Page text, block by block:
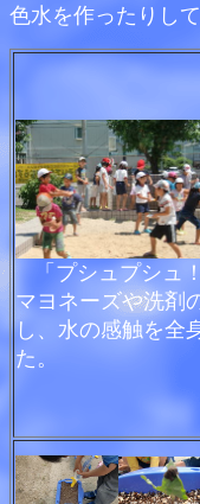
色水を作った
「プシュプシュ
マヨネーズや洗剤
し、水の感触を全
た。